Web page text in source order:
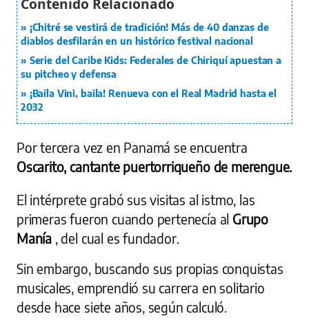
¡Chitré se vestirá de tradición! Más de 40 danzas de
diablos desfilarán en un histórico festival nacional
Serie del Caribe Kids: Federales de Chiriquí apuestan a
su pitcheo y defensa
¡Baila Vini, baila! Renueva con el Real Madrid hasta el
2032
Por tercera vez en Panamá se encuentra
Oscarito, cantante puertorriqueño de merengue.
El intérprete grabó sus visitas al istmo, las
primeras fueron cuando pertenecía al Grupo
Manía , del cual es fundador.
Sin embargo, buscando sus propias conquistas
musicales, emprendió su carrera en solitario
desde hace siete años, según calculó.